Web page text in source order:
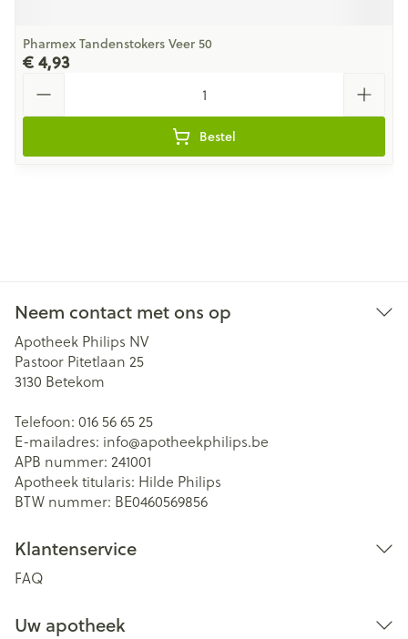
Pharmex Tandenstokers Veer 50
€ 4,93
Bestel
Neem contact met ons op
Apotheek Philips NV
Pastoor Pitetlaan 25
3130 Betekom
Telefoon: 016 56 65 25
E-mailadres: info@apotheekphilips.be
APB nummer: 241001
Apotheek titularis: Hilde Philips
BTW nummer: BE0460569856
Klantenservice
FAQ
Uw apotheek